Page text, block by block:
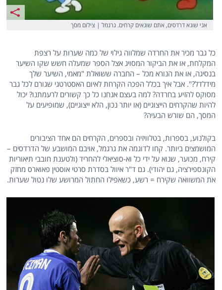
אני שונא דרדסים, אתם שונאים קרחים. גרגמל | צילום מסך
כל גבר מכיר את החרדה שמלווה גילוי של כמה שערות על רצפת
המקלחת, או את הביקור המסויג אצל הספר שמעלה חשש שקו השיער
בנסיגה, או את הנורא מכל – החברה ששואלת "מאמי, השיער שלך
מידלדל?". אבל איך בכלל הפכה הקרחת לאיום האסטרטגי שגורם לכל גבר
מסוקס להזיע בחרדה? למה בעצם אנחנו כל כך קשורים לרעמתנו? יכול
להיות שהקרחים הייצוגיים (או יותר נכון, הלא ייצוגיים), שמופיעים על
המסך, הם שורש הבעיה?
בקולנוע, בספרות, בטלוויזיה ובספרים, הקרחים הם אחד הציבורים
המושמצים ביותר. קחו לדוגמה את גרגמל, אויבם המושבע של הדרדסים –
קירח, מכוער, שנוא על ידי כל וא-סוציאלי להחריד (ולטענת חובבי תיאוריות
הקונספירציה, גם יהודי). גם ד"ר איוול בסדרת סרטי אוסטין פאוארס מחזק
את המשוואה שקירח = רשע, כשאפילו החתול המרושע שלו נטול שערות.